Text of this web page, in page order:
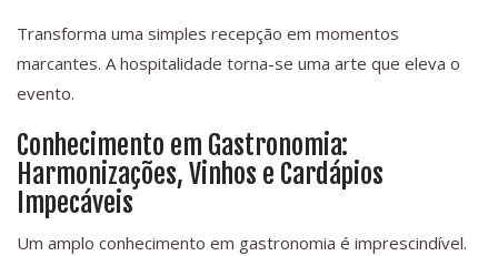
Transforma uma simples recepção em momentos
marcantes. A hospitalidade torna-se uma arte que eleva o
evento.
Conhecimento em Gastronomia:
Harmonizações, Vinhos e Cardápios
Impecáveis
Um amplo conhecimento em gastronomia é imprescindível.